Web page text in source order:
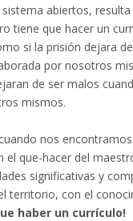
abiertos,
tiene que hacer un
si la prisión dejara
por nosotros
de ser malos
mismos.
nos
el que-hacer del
significativas y
territorio, con el
haber un currículo!